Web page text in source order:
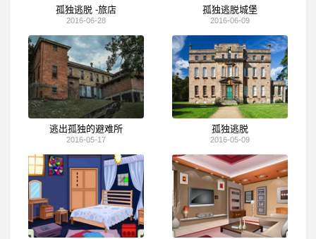
孤独逃脱 -旅店
2016-06-28
孤独逃脱城堡
2016-06-09
逃出孤独的避难所
2016-05-17
孤独逃脱
2016-05-09